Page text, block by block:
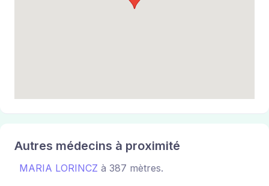
Autres médecins à proximité
MARIA LORINCZ à 387 mètres.